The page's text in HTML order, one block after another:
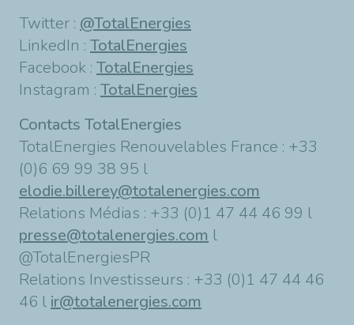
Twitter : @TotalEnergies
LinkedIn : TotalEnergies
Facebook : TotalEnergies
Instagram : TotalEnergies
Contacts TotalEnergies
TotalEnergies Renouvelables France : +33
(0)6 69 99 38 95 l
elodie.billerey@totalenergies.com
Relations Médias : +33 (0)1 47 44 46 99 l
presse@totalenergies.com l
@TotalEnergiesPR
Relations Investisseurs : +33 (0)1 47 44 46
46 l ir@totalenergies.com